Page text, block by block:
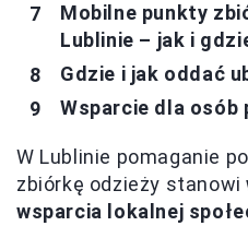
Mobilne punkty
Lublinie – jak i
Gdzie i jak oddać
Wsparcie dla osób
W Lublinie pomaganie
zbiórkę odzieży stanowi
wsparcia lokalnej